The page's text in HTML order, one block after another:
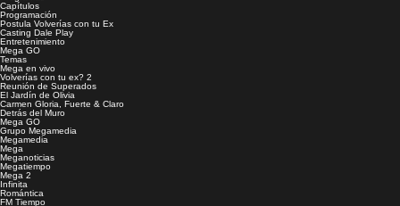
Capítulos
Programación
Postula Volverías con tu Ex
Casting Dale Play
Entretenimiento
Mega GO
Temas
Mega en vivo
Volverías con tu ex? 2
Reunión de Superados
El Jardín de Olivia
Carmen Gloria, Fuerte & Claro
Detrás del Muro
Mega GO
Grupo Megamedia
Megamedia
Mega
Meganoticias
Megatiempo
Mega 2
Infinita
Romántica
FM Tiempo